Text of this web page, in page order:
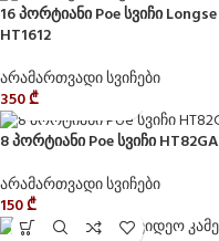
16 პორტიანი Poe სვიჩი Longse
HT1612
არამართვადი სვიჩები
350₾
8 პორტიანი Poe სვიჩი HT82GA
არამართვადი სვიჩები
150₾